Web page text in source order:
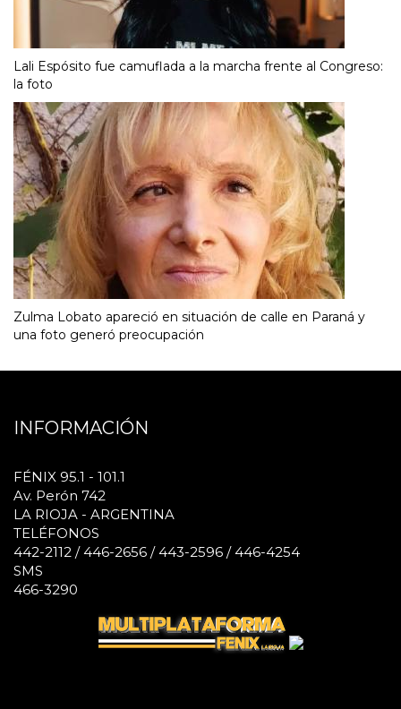
Lali Espósito fue camuflada a la marcha frente al Congreso:
la foto
Zulma Lobato apareció en situación de calle en Paraná y
una foto generó preocupación
INFORMACIÓN
FÉNIX 95.1 - 101.1
Av. Perón 742
LA RIOJA - ARGENTINA
TELÉFONOS
442-2112 / 446-2656 / 443-2596 / 446-4254
SMS
466-3290